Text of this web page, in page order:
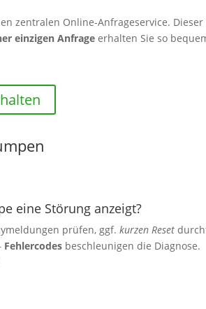
zentralen Online-Anfrageservice.
einzigen Anfrage erhalten Sie so
eine Störung anzeigt?
prüfen, ggf. kurzen Reset
Fehlercodes beschleunigen die Diagnose.